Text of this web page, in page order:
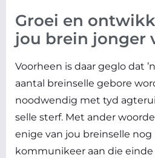
Groei en
jou brein jonger
Voorheen is daar geglo dat
aantal breinselle gebore
noodwendig met tyd
selle sterf. Met ander
enige van jou breinselle
kommunikeer aan die einde